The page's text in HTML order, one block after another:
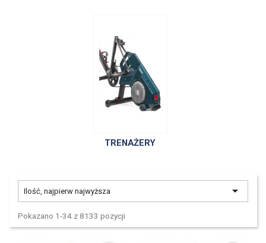
Ilość, najpierw najwyższa 
Pokazano 1-34 z 8133 pozycji
TRENAŻERY